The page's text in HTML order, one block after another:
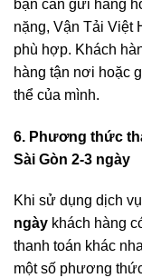
bạn cần gửi hàng
nặng, Vận Tải Việt
phù hợp. Khách
hàng tận nơi hoặc
thể của mình.
6. Phương thức
Sài Gòn 2-3 ngày
Khi sử dụng dịch vụ
ngày khách hàng
thanh toán khác
một số phương